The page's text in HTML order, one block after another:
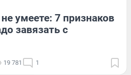
умеете: 7 признаков
завязать с
19 781 1